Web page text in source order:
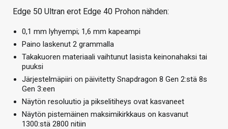
Edge 50 Ultran erot Edge 40 Prohon nähden:
0,1 mm lyhyempi; 1,6 mm kapeampi
Paino laskenut 2 grammalla
Takakuoren materiaali vaihtunut lasista keinonahaksi tai
puuksi
Järjestelmäpiiri on päivitetty Snapdragon 8 Gen 2:stä 8s
Gen 3:een
Näytön resoluutio ja pikselitiheys ovat kasvaneet
Näytön pistemäinen maksimikirkkaus on kasvanut
1300:stä 2800 nitiin